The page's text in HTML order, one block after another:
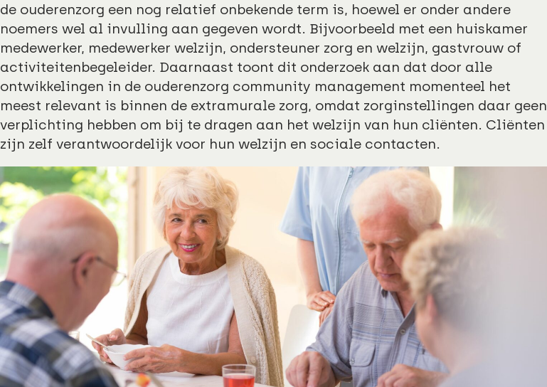
de ouderenzorg een nog relatief onbekende term is, hoewel er onder andere
noemers wel al invulling aan gegeven wordt. Bijvoorbeeld met een huiskamer
medewerker, medewerker welzijn, ondersteuner zorg en welzijn, gastvrouw of
activiteitenbegeleider. Daarnaast toont dit onderzoek aan dat door alle
ontwikkelingen in de ouderenzorg community management momenteel het
meest relevant is binnen de extramurale zorg, omdat zorginstellingen daar geen
verplichting hebben om bij te dragen aan het welzijn van hun cliënten. Cliënten
zijn zelf verantwoordelijk voor hun welzijn en sociale contacten.